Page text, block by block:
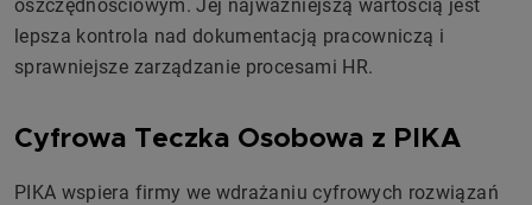
oszczędnościowym. Jej najważniejszą wartością jest
lepsza kontrola nad dokumentacją pracowniczą i
sprawniejsze zarządzanie procesami HR.
Cyfrowa Teczka Osobowa z PIKA
PIKA wspiera firmy we wdrażaniu cyfrowych rozwiązań